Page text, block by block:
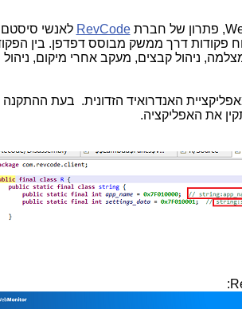
, פתרון של חברתRevCode לאנשי סיסטם
פקודות דרך ממשק מבוסס דפדפן. בין
ניהול קבצים, מעקב אחרי מיקום,
האנדרואיד הזדונית. בעת
את האפליקציה.
: